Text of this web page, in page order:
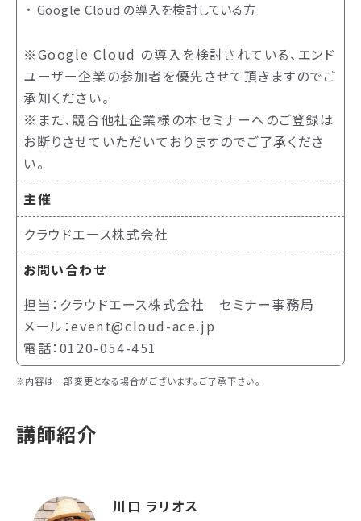
Google Cloud の導入を検討している方
※Google Cloud の導入を検討されている、エンド
ユーザー企業の参加者を優先させて頂きますのでご
承知ください。
※また、競合他社企業様の本セミナーへのご登録は
お断りさせていただいておりますのでご了承くださ
い。
主催
クラウドエース株式会社
お問い合わせ
担当：クラウドエース株式会社 セミナー事務局
メール：event@cloud-ace.jp
電話：0120-054-451
内容は一部変更となる場合がございます。ご了承下さい。
講師紹介
川口 ラリオス